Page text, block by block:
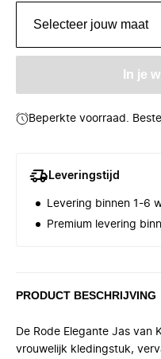
Selecteer jouw maat
In je
Beperkte voorraad.
Leveringstijd
Levering binnen 1-6
Premium levering
PRODUCT BESCHRIJVING
De Rode Elegante Jas van
vrouwelijk kledingstuk,